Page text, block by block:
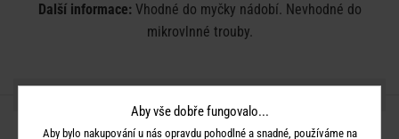
Další informace:Vhodné do myčky nádobí. Nevhodné do
mikrovlnné trouby.
Aby vše dobře fungovalo...
Aby bylo nakupování u nás opravdu pohodlné a snadné, používáme na